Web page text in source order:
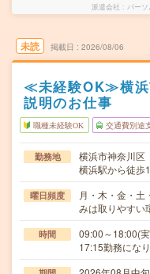
派遣会社 パー
未読 掲載日 2026/08/06
≪未経験OK≫横浜
説明のお仕事
職種未経験OK 交通費別途
勤務地
横浜市神奈川区
横浜駅から徒歩
曜日頻度
月・木・金・
みは取りやすい
時間
09:00～18:00(
17:15勤務にな